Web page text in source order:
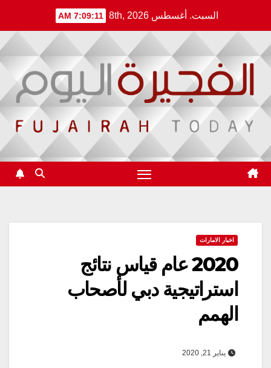
content
السبت. أغسطس 8th, 2026 7:09:11 AM
اخبار الامارات
2020 عام قياس نتائج
استراتيجية دبي لأصحاب
الهمم
يناير 21, 2020